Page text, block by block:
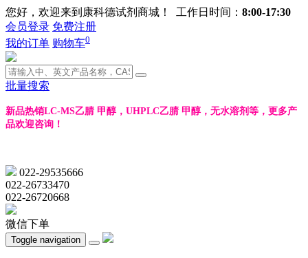
您好，欢迎来到康科德试剂商城！ 工作日时间： 8:00-17:30
会员登录 免费注册
我的订单 购物车0
批量搜索
新品热销LC-MS乙腈 甲醇，UHPLC乙腈 甲醇，无水溶剂等，更多产
品欢迎咨询！
022-29535666
022-26733470
022-26720668
微信下单
Toggle navigation